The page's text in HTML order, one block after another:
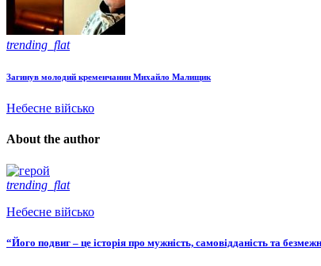
trending_flat
Загинув молодий кременчанин Михайло Малищик
Небесне військо
About the author
trending_flat
Небесне військо
“Його подвиг – це історія про мужність, самовідданість та